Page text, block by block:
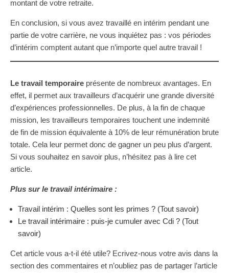
montant de votre retraite.
En conclusion, si vous avez travaillé en intérim pendant une
partie de votre carrière, ne vous inquiétez pas : vos périodes
d’intérim comptent autant que n’importe quel autre travail !
Le travail temporaire présente de nombreux avantages. En
effet, il permet aux travailleurs d’acquérir une grande diversité
d’expériences professionnelles. De plus, à la fin de chaque
mission, les travailleurs temporaires touchent une indemnité
de fin de mission équivalente à 10% de leur rémunération brute
totale. Cela leur permet donc de gagner un peu plus d’argent.
Si vous souhaitez en savoir plus, n’hésitez pas à lire cet
article.
Plus sur le travail intérimaire :
Travail intérim : Quelles sont les primes ? (Tout savoir)
Le travail intérimaire : puis-je cumuler avec Cdi ? (Tout
savoir)
Cet article vous a-t-il été utile? Ecrivez-nous votre avis dans la
section des commentaires et n’oubliez pas de partager l’article